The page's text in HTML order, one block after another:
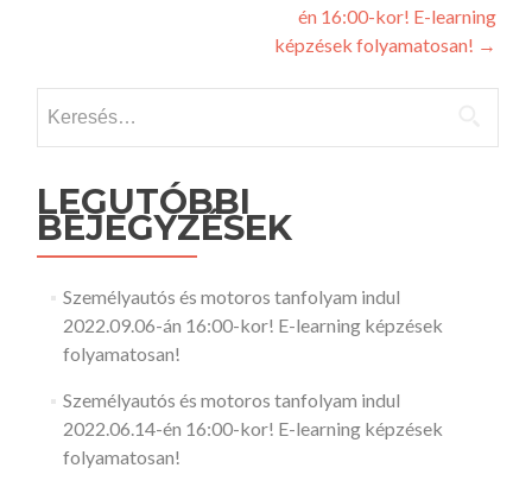
én 16:00-kor! E-learning
képzések folyamatosan! →
LEGUTÓBBI
BEJEGYZÉSEK
Személyautós és motoros tanfolyam indul
2022.09.06-án 16:00-kor! E-learning képzések
folyamatosan!
Személyautós és motoros tanfolyam indul
2022.06.14-én 16:00-kor! E-learning képzések
folyamatosan!